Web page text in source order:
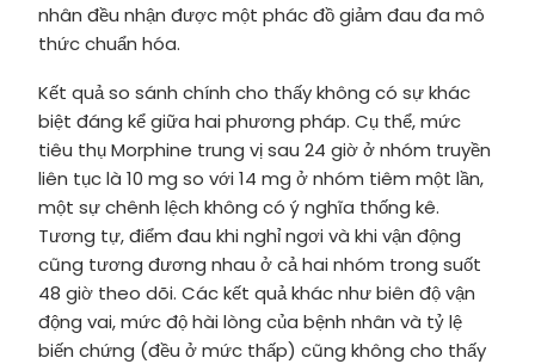
nhân đều nhận được một phác đồ giảm đau đa mô
thức chuẩn hóa.
Kết quả so sánh chính cho thấy không có sự khác
biệt đáng kể giữa hai phương pháp. Cụ thể, mức
tiêu thụ Morphine trung vị sau 24 giờ ở nhóm truyền
liên tục là 10 mg so với 14 mg ở nhóm tiêm một lần,
một sự chênh lệch không có ý nghĩa thống kê.
Tương tự, điểm đau khi nghỉ ngơi và khi vận động
cũng tương đương nhau ở cả hai nhóm trong suốt
48 giờ theo dõi. Các kết quả khác như biên độ vận
động vai, mức độ hài lòng của bệnh nhân và tỷ lệ
biến chứng (đều ở mức thấp) cũng không cho thấy